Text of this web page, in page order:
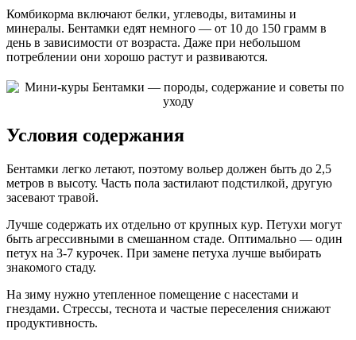
Комбикорма включают белки, углеводы, витамины и
минералы. Бентамки едят немного — от 10 до 150 грамм в
день в зависимости от возраста. Даже при небольшом
потреблении они хорошо растут и развиваются.
Условия содержания
Бентамки легко летают, поэтому вольер должен быть до 2,5
метров в высоту. Часть пола застилают подстилкой, другую
засевают травой.
Лучше содержать их отдельно от крупных кур. Петухи могут
быть агрессивными в смешанном стаде. Оптимально — один
петух на 3-7 курочек. При замене петуха лучше выбирать
знакомого стаду.
На зиму нужно утепленное помещение с насестами и
гнездами. Стрессы, теснота и частые переселения снижают
продуктивность.